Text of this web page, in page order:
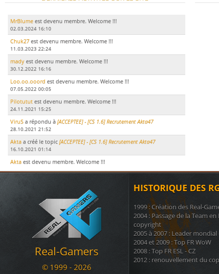
MrBlume est devenu membre. Welcome !!!
02.03.2024 16:10
Chuk27 est devenu membre. Welcome !!!
11.03.2023 22:24
mady est devenu membre. Welcome !!!
30.12.2022 16:16
Loo.oo.ooord est devenu membre. Welcome !!!
07.05.2022 00:05
Pilotutut est devenu membre. Welcome !!!
24.11.2021 15:25
ViruS a répondu à [ACCEPTEE] - [CS 1.6] Recrutement Akta47
28.10.2021 21:52
Akta a créé le topic [ACCEPTEE] - [CS 1.6] Recrutement Akta47
16.10.2021 01:14
Akta est devenu membre. Welcome !!!
Le Marsouina créé le topicban
17.11.2020 21:51
a créé le topic BAN
05.11.2020 17:07
[RG - LOL] vs. NyanTrain
02.11.2020 12:56
02.11.2020 12:43
Real-Gamers
© 1999 - 2026
HISTORIQUE DES
1999 : Création des Real-
2004 : Passage de la Team
copyright
2005 à 2007 : Leader mondial
2004 et 2009 : Top FR WoW
2008 : Top FR ESL - CZ
2012 : renouvellement du